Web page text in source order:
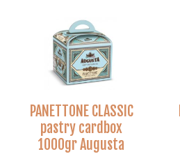
PANETTONE CLASSIC
pastry cardbox
1000gr Augusta